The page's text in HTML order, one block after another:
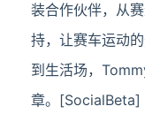
装合作伙伴，从
持，让赛车运动
到生活场，
章。[SocialBeta]